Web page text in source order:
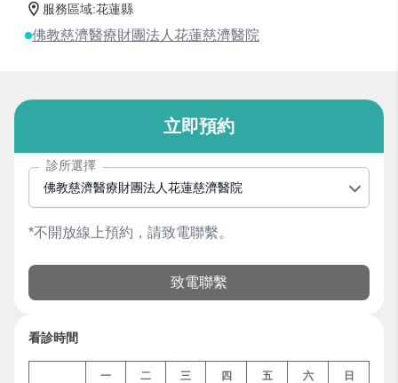
服務區域:花蓮縣
佛教慈濟醫療財團法人花蓮慈濟醫院
看診時間
一 二 三 四 五 六 日
立即預約
診所選擇
佛教慈濟醫療財團法人花蓮慈濟醫院
*不開放線上預約，請致電聯繫。
致電聯繫